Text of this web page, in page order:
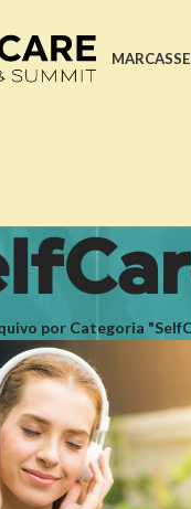
MARCAS
por Categoria